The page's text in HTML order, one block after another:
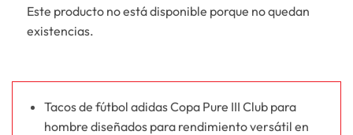
Este producto no está disponible porque no quedan
existencias.
Tacos de fútbol adidas Copa Pure III Club para
hombre diseñados para rendimiento versátil en